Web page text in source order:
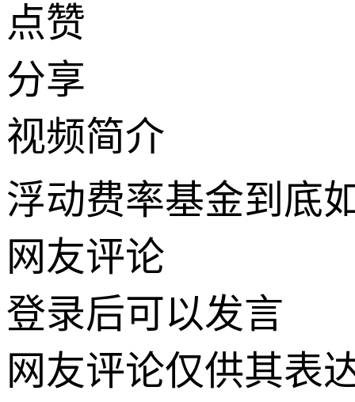
点赞
分享
视频简介
浮动费率基金到底
网友评论
登录后可以发言
网友评论仅供其表